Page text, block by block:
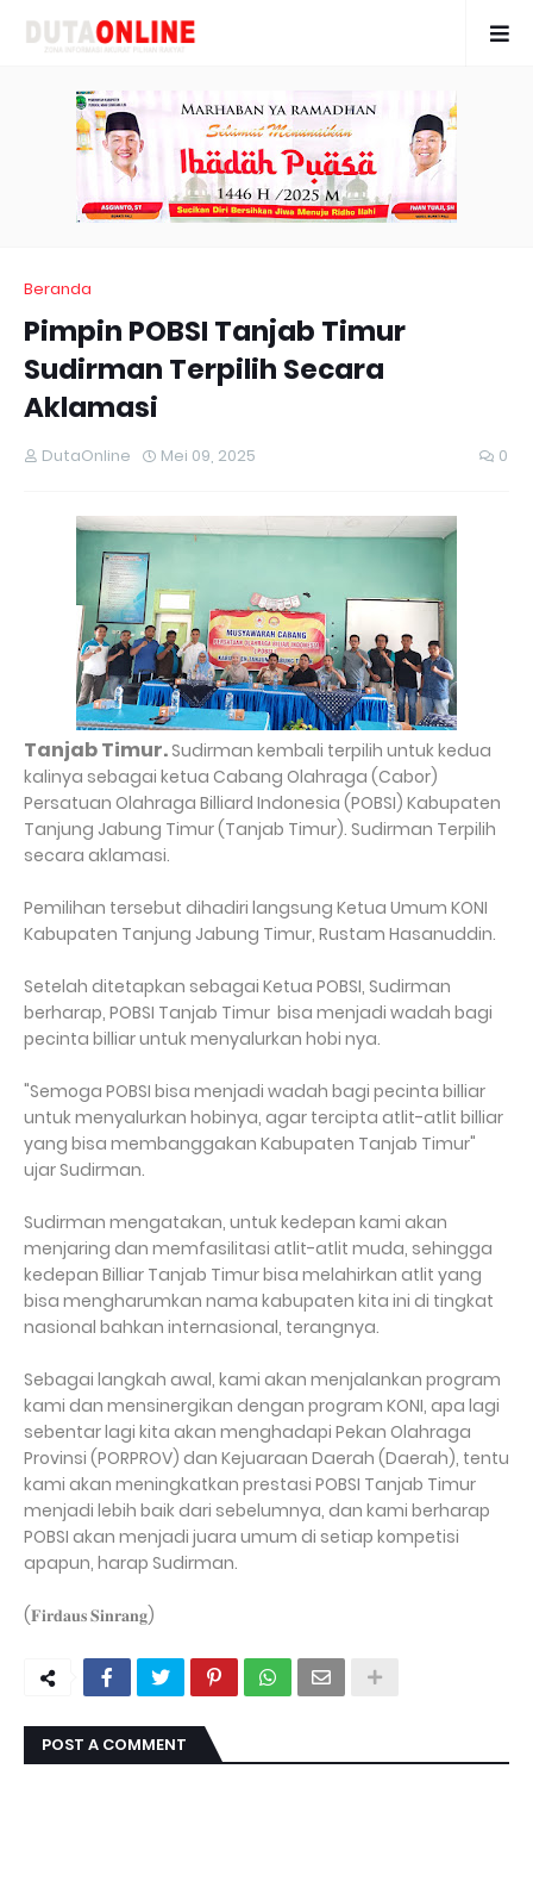
Beranda
Pimpin POBSI Tanjab Timur
Sudirman Terpilih Secara
Aklamasi
DutaOnline Mei 09, 2025 0
Tanjab Timur.Sudirman kembali terpilih untuk kedua
kalinya sebagai ketua Cabang Olahraga (Cabor)
Persatuan Olahraga Billiard Indonesia (POBSI) Kabupaten
Tanjung Jabung Timur (Tanjab Timur). Sudirman Terpilih
secara aklamasi.
Pemilihan tersebut dihadiri langsung Ketua Umum KONI
Kabupaten Tanjung Jabung Timur, Rustam Hasanuddin.
Setelah ditetapkan sebagai Ketua POBSI, Sudirman
berharap, POBSI Tanjab Timur bisa menjadi wadah bagi
pecinta billiar untuk menyalurkan hobi nya.
"Semoga POBSI bisa menjadi wadah bagi pecinta billiar
untuk menyalurkan hobinya, agar tercipta atlit-atlit billiar
yang bisa membanggakan Kabupaten Tanjab Timur"
ujar Sudirman.
Sudirman mengatakan, untuk kedepan kami akan
menjaring dan memfasilitasi atlit-atlit muda, sehingga
kedepan Billiar Tanjab Timur bisa melahirkan atlit yang
bisa mengharumkan nama kabupaten kita ini di tingkat
nasional bahkan internasional, terangnya.
Sebagai langkah awal, kami akan menjalankan program
kami dan mensinergikan dengan program KONI, apa lagi
sebentar lagi kita akan menghadapi Pekan Olahraga
Provinsi (PORPROV) dan Kejuaraan Daerah (Daerah), tentu
kami akan meningkatkan prestasi POBSI Tanjab Timur
menjadi lebih baik dari sebelumnya, dan kami berharap
POBSI akan menjadi juara umum di setiap kompetisi
apapun, harap Sudirman.
(𝐅𝐢𝐫𝐝𝐚𝐮𝐬 𝐒𝐢𝐧𝐫𝐚𝐧𝐠)
POST A COMMENT